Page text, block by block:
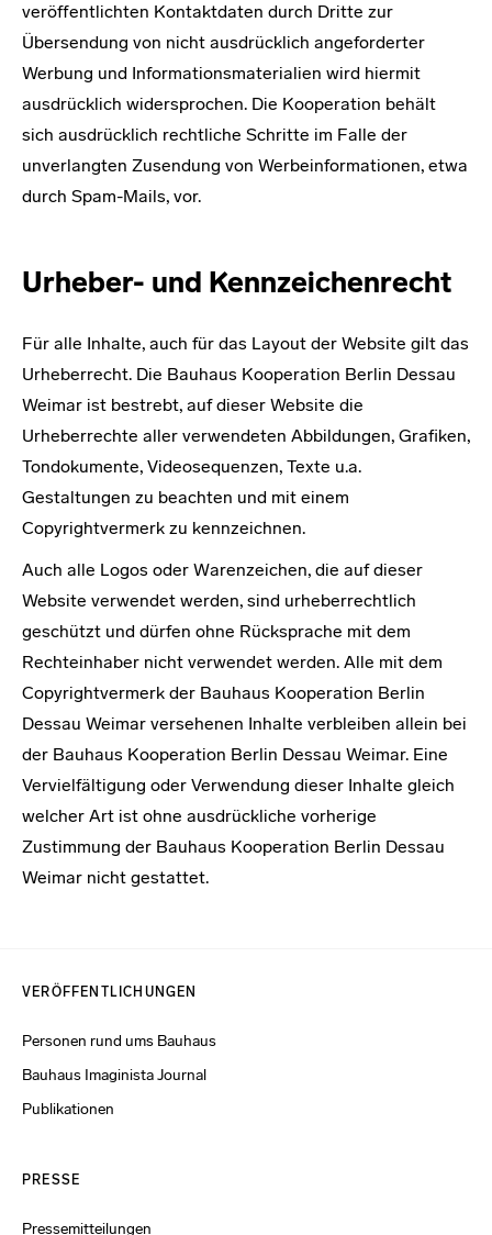
veröffentlichten Kontaktdaten durch Dritte zur
Übersendung von nicht ausdrücklich angeforderter
Werbung und Informationsmaterialien wird hiermit
ausdrücklich widersprochen. Die Kooperation behält
sich ausdrücklich rechtliche Schritte im Falle der
unverlangten Zusendung von Werbeinformationen, etwa
durch Spam-Mails, vor.
Urheber- und Kennzeichenrecht
Für alle Inhalte, auch für das Layout der Website gilt das
Urheberrecht. Die Bauhaus Kooperation Berlin Dessau
Weimar ist bestrebt, auf dieser Website die
Urheberrechte aller verwendeten Abbildungen, Grafiken,
Tondokumente, Videosequenzen, Texte u.a.
Gestaltungen zu beachten und mit einem
Copyrightvermerk zu kennzeichnen.
Auch alle Logos oder Warenzeichen, die auf dieser
Website verwendet werden, sind urheberrechtlich
geschützt und dürfen ohne Rücksprache mit dem
Rechteinhaber nicht verwendet werden. Alle mit dem
Copyrightvermerk der Bauhaus Kooperation Berlin
Dessau Weimar versehenen Inhalte verbleiben allein bei
der Bauhaus Kooperation Berlin Dessau Weimar. Eine
Vervielfältigung oder Verwendung dieser Inhalte gleich
welcher Art ist ohne ausdrückliche vorherige
Zustimmung der Bauhaus Kooperation Berlin Dessau
Weimar nicht gestattet.
VERÖFFENTLICHUNGEN
Personen rund ums Bauhaus
Bauhaus Imaginista Journal
Publikationen
PRESSE
Pressemitteilungen